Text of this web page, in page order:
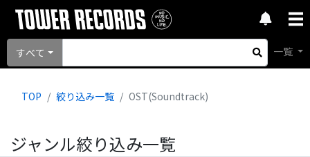
すべて 一覧
TOP 絞り込み一覧 OST(Soundtrack)
ジャンル絞り込み一覧